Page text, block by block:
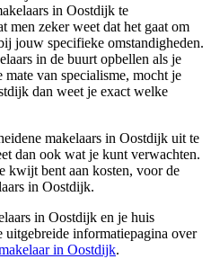
in Oostdijk te
men zeker weet dat het gaat om
jouw specifieke omstandigheden.
in de buurt opbellen als je
van specialisme, mocht je
dan weet je exact welke
makelaars in Oostdijk uit te
dan ook wat je kunt verwachten.
kwijt bent aan kosten, voor de
in Oostdijk.
in Oostdijk en je huis
informatiepagina over
in Oostdijk.